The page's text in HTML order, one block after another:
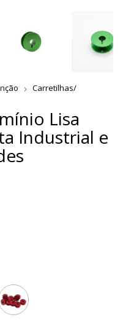
Carretilhas/
Lisa
Industrial e